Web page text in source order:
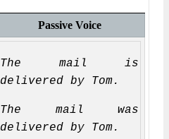
Passive Voice
The mail is
delivered by Tom.
The mail was
delivered by Tom.